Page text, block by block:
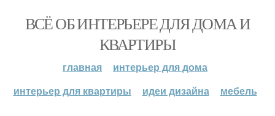
ВСЁ ОБ ИНТЕРЬЕРЕ ДЛЯ ДОМА И
КВАРТИРЫ
главная
интерьер для дома
интерьер для квартиры
идеи дизайна мебель